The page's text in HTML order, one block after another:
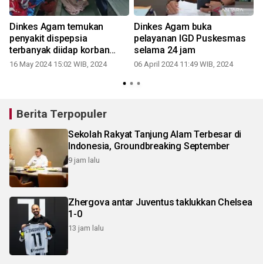
Dinkes Agam temukan
penyakit dispepsia
terbanyak diidap korban
banjir lahar dingin
16 May 2024 15:02 WIB, 2024
Dinkes Agam buka
pelayanan IGD Puskesmas
selama 24 jam
06 April 2024 11:49 WIB, 2024
Berita Terpopuler
Sekolah Rakyat Tanjung Alam Terbesar di
Indonesia, Groundbreaking September
9 jam lalu
Zhergova antar Juventus taklukkan Chelsea
1-0
13 jam lalu